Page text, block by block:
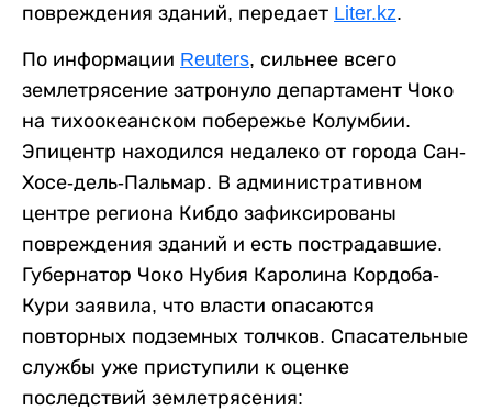
повреждения зданий, передает Liter.kz.
По информации Reuters, сильнее всего
землетрясение затронуло департамент Чоко
на тихоокеанском побережье Колумбии.
Эпицентр находился недалеко от города Сан-
Хосе-дель-Пальмар. В административном
центре региона Кибдо зафиксированы
повреждения зданий и есть пострадавшие.
Губернатор Чоко Нубия Каролина Кордоба-
Кури заявила, что власти опасаются
повторных подземных толчков. Спасательные
службы уже приступили к оценке
последствий землетрясения: